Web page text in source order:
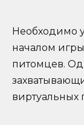
Необходимо
началом
питомцев.
виртуальных